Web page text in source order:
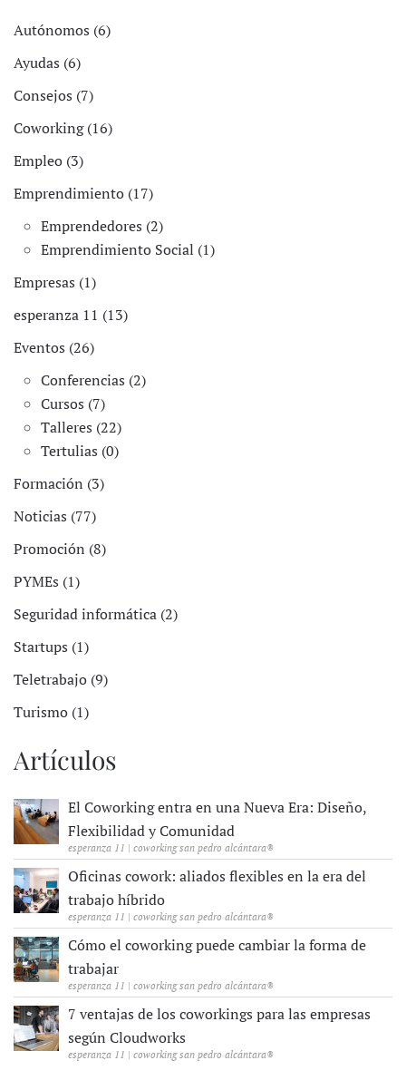
Autónomos (6)
Ayudas (6)
Consejos (7)
Coworking (16)
Empleo (3)
Emprendimiento (17)
Emprendedores (2)
Emprendimiento Social (1)
Empresas (1)
esperanza 11 (13)
Eventos (26)
Conferencias (2)
Cursos (7)
Talleres (22)
Tertulias (0)
Formación (3)
Noticias (77)
Promoción (8)
PYMEs (1)
Seguridad informática (2)
Startups (1)
Teletrabajo (9)
Turismo (1)
Artículos
El Coworking entra en una Nueva Era: Diseño,
Flexibilidad y Comunidad
esperanza 11 | coworking san pedro alcántara®
Oficinas cowork: aliados flexibles en la era del
trabajo híbrido
esperanza 11 | coworking san pedro alcántara®
Cómo el coworking puede cambiar la forma de
trabajar
esperanza 11 | coworking san pedro alcántara®
7 ventajas de los coworkings para las empresas
según Cloudworks
esperanza 11 | coworking san pedro alcántara®